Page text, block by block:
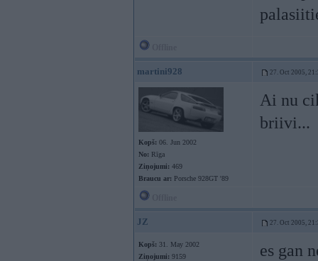
martini928 27. Oct 2005,
Kopš: 06. Jun 2002
No: Rīga
Ziņojumi: 469
Braucu ar: Porsche 928GT '89
Ai nu
briivi...
JZ 27. Oct 2005,
Kopš: 31. May 2002
Ziņojumi: 9159
es gan